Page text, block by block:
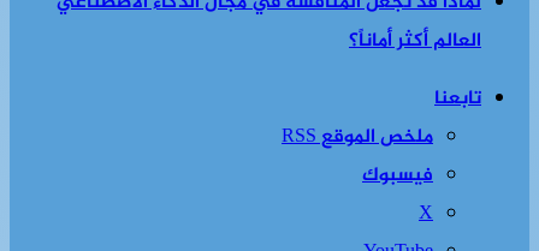
العالم أكثر أماناً؟
تابعنا
ملخص الموقع RSS
فيسبوك
‫X